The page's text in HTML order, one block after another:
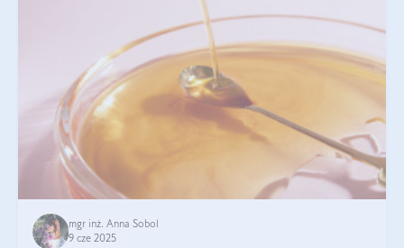
mgr inż. Anna Sobol
9 cze 2025